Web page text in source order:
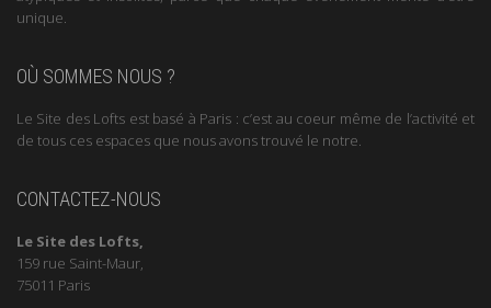
unique.
OÙ SOMMES NOUS ?
Le Site des Lofts est basé à Paris : c’est au coeur même de l’activité et
de tous ces espaces que nous avons trouvé le notre.
CONTACTEZ-NOUS
Le Site des Lofts,
159 rue Saint-Maur,
75011 Paris